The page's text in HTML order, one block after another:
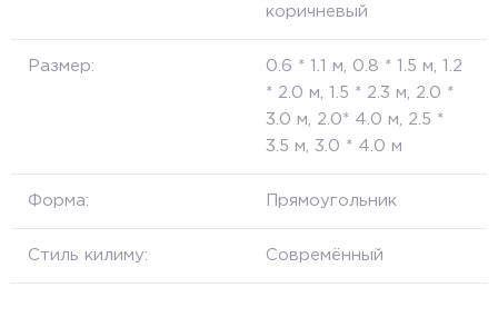
коричневый
Размер:
0.6 * 1.1 м, 0.8 * 1.5 м, 1.2
* 2.0 м, 1.5 * 2.3 м, 2.0 *
3.0 м, 2.0* 4.0 м, 2.5 *
3.5 м, 3.0 * 4.0 м
Форма: Прямоугольник
Стиль килиму: Совремённый